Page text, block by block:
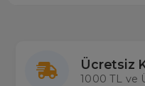
Ücretsiz
1000 TL ve